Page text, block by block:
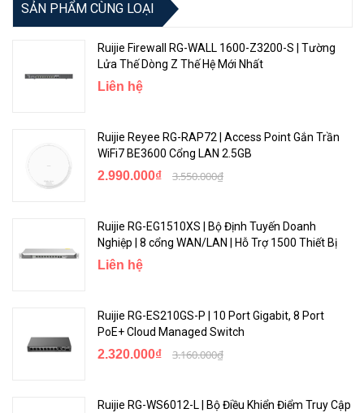
hay không an toàn về an ninh mạng có thể ảnh hưởng đến hệ thống
bị ra khỏi hệ thống mạng của bạn để phòng chống tấn công hệ
thống mạng của bạn.
RG-NBS5100 không chỉ hỗ trợ quản lý giao diện web mà còn hỗ trợ
ứng dụng Ruijie Cloud và quản lý từ xa nền tảng Ruijie Cloud. Người
SẢN PHẨM CÙNG LOẠI
Ruijie Firewall RG-WALL 1600-Z3200-S | Tường
Lửa Thế Dòng Z Thế Hệ Mới Nhất
Liên hệ
Ruijie Reyee RG-RAP72 | Access Point Gắn Trần
WiFi7 BE3600 Cổng LAN 2.5GB
2.990.000₫ 3.550.000₫
Ruijie RG-EG1510XS | Bộ Định Tuyến Doanh
Nghiệp | 8 cổng WAN/LAN | Hỗ Trợ 1500 Thiết Bị
Liên hệ
Ruijie RG-ES210GS-P | 10 Port Gigabit, 8 Port
PoE+ Cloud Managed Switch
2.320.000₫ 3.160.000₫
Ruijie RG-WS6012-L | Bộ Điều Khiển Điểm Truy Cập